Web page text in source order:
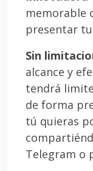
memorable
presentar
Sin
alcance y
tendrá
de forma
tú quieras
Telegram o